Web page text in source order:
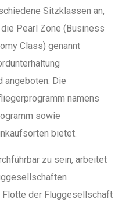
Sitzklassen an,
Pearl Zone (Business
Class) genannt
angeboten. Die
namens
sowie
bietet.
zu sein, arbeitet
Flotte der Fluggesellschaft